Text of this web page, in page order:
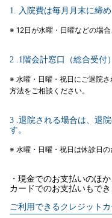
1. 入院費は毎月月末に締
※ 12日が水曜・日曜などの場
2 .1階会計窓口（総合受付
※ 水曜・日曜・祝日にご退院
方法をご相談ください。
3 .退院される場合は、退
す。
※ 水曜・日曜・祝日は休診日の
・現金でのお支払いのほ
カードでのお支払いもでき
ご利用できるクレジット